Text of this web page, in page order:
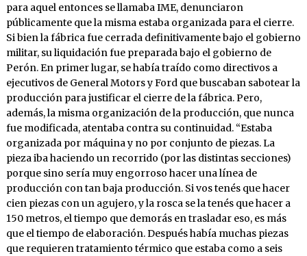
para aquel entonces se llamaba IME, denunciaron
públicamente que la misma estaba organizada para el cierre.
Si bien la fábrica fue cerrada definitivamente bajo el gobierno
militar, su liquidación fue preparada bajo el gobierno de
Perón. En primer lugar, se había traído como directivos a
ejecutivos de General Motors y Ford que buscaban sabotear la
producción para justificar el cierre de la fábrica. Pero,
además, la misma organización de la producción, que nunca
fue modificada, atentaba contra su continuidad. “Estaba
organizada por máquina y no por conjunto de piezas. La
pieza iba haciendo un recorrido (por las distintas secciones)
porque sino sería muy engorroso hacer una línea de
producción con tan baja producción. Si vos tenés que hacer
cien piezas con un agujero, y la rosca se la tenés que hacer a
150 metros, el tiempo que demorás en trasladar eso, es más
que el tiempo de elaboración. Después había muchas piezas
que requieren tratamiento térmico que estaba como a seis